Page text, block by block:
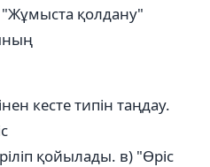
"Жұмыста қолдану"
кесте типін таңдау.
қойылады. в) "Өріс